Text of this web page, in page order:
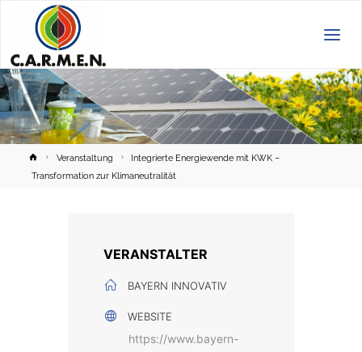
HomeVeranstaltung
Integrierte Energiewende mit KWK –
Transformation zur Klimaneutralität
VERANSTALTER
BAYERN INNOVATIV
WEBSITE
https://www.bayern-